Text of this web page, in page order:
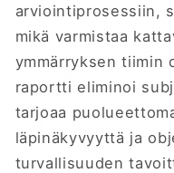
arviointiprosessiin,
mikä varmistaa
ymmärryksen tiimin
raportti eliminoi
tarjoaa
läpinäkyvyyttä ja
turvallisuuden